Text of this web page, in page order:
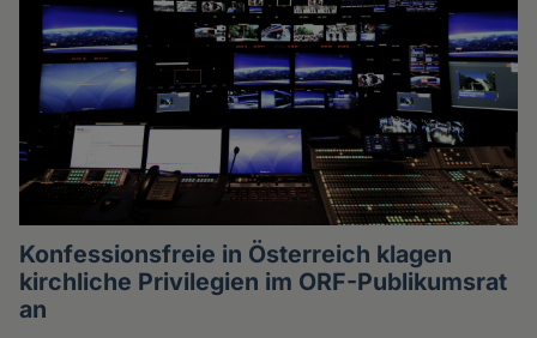
Konfessionsfreie in Österreich klagen
kirchliche Privilegien im ORF-Publikumsrat
an